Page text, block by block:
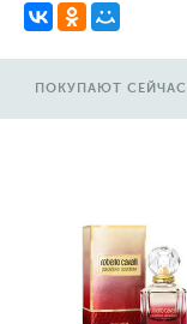
ПОКУПАЮТ СЕЙЧАС